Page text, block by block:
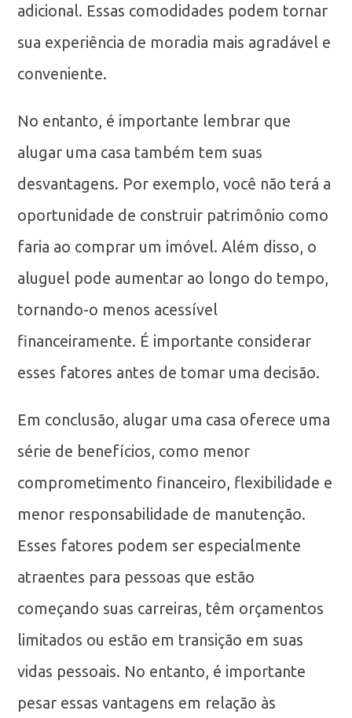
adicional. Essas comodidades podem tornar
sua experiência de moradia mais agradável e
conveniente.
No entanto, é importante lembrar que
alugar uma casa também tem suas
desvantagens. Por exemplo, você não terá a
oportunidade de construir patrimônio como
faria ao comprar um imóvel. Além disso, o
aluguel pode aumentar ao longo do tempo,
tornando-o menos acessível
financeiramente. É importante considerar
esses fatores antes de tomar uma decisão.
Em conclusão, alugar uma casa oferece uma
série de benefícios, como menor
comprometimento financeiro, flexibilidade e
menor responsabilidade de manutenção.
Esses fatores podem ser especialmente
atraentes para pessoas que estão
começando suas carreiras, têm orçamentos
limitados ou estão em transição em suas
vidas pessoais. No entanto, é importante
pesar essas vantagens em relação às